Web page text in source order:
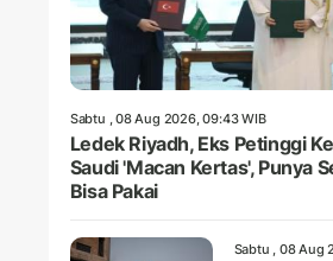
Sabtu , 08 Aug 2026, 09:43 WIB
Ledek Riyadh, Eks Petinggi
Saudi 'Macan Kertas', Punya
Bisa Pakai
Sabtu , 08 Aug